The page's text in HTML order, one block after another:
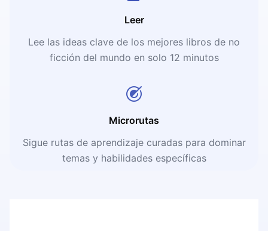
Leer
Lee las ideas clave de los mejores libros de no
ficción del mundo en solo 12 minutos
Microrutas
Sigue rutas de aprendizaje curadas para dominar
temas y habilidades específicas